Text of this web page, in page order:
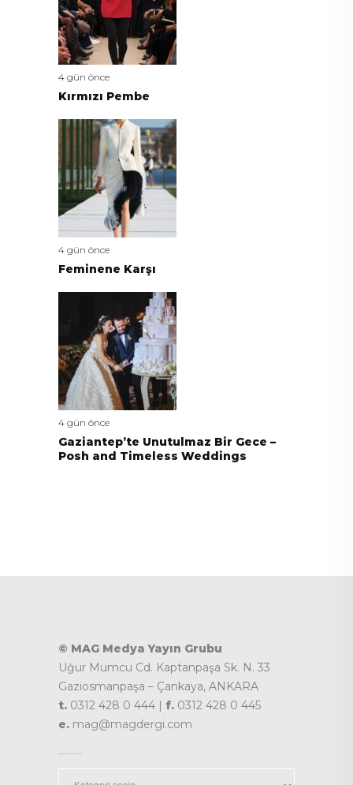
4 gün önce
Kırmızı Pembe
4 gün önce
Feminene Karşı
4 gün önce
Gaziantep’te Unutulmaz Bir Gece –
Posh and Timeless Weddings
© MAG Medya Yayın Grubu
Uğur Mumcu Cd. Kaptanpaşa Sk. N. 33
Gaziosmanpaşa – Çankaya, ANKARA
t. 0312 428 0 444 | f. 0312 428 0 445
e. mag@magdergi.com